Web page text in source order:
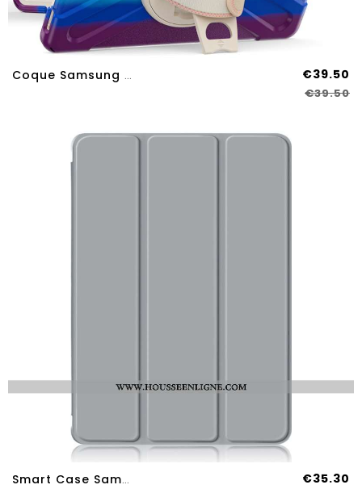
Coque Samsung Galaxy Tab S9 FE Plus / S9 Plus / S8 Plus / S7 Plus Sangle Et Support €39.50
€39.50
Smart Case Samsung Galaxy Tab S9 Plus Trois Volets Porte-Stylet €35.30